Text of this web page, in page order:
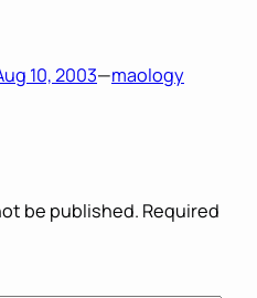
10, 2003—maology
be published. Required